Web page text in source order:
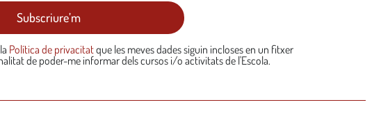
Política de privacitatque les meves dades siguin incloses en un fitxer
de poder-me informar dels cursos i/o activitats de l'Escola.